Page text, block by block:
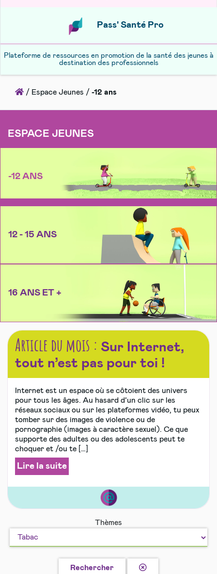
Pass' Santé Pro
Plateforme de ressources en promotion de la santé des jeunes à
destination des professionnels
Accueil
/ Espace Jeunes / -12 ans
ESPACE JEUNES
-12 ANS
12 - 15 ANS
16 ANS ET +
Article du mois : Sur Internet,
tout n’est pas pour toi !
Internet est un espace où se côtoient des univers
pour tous les âges. Au hasard d’un clic sur les
réseaux sociaux ou sur les plateformes vidéo, tu peux
tomber sur des images de violence ou de
pornographie (images à caractère sexuel). Ce que
supporte des adultes ou des adolescents peut te
choquer et /ou te […]
Lire la suite
moi
les
autres
Thèmes
Rechercher
Effacer